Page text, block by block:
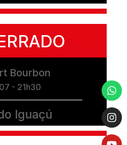
Bourbon
- 21h30
Iguaçú